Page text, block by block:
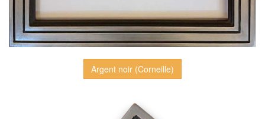
Argent noir (Corneille)